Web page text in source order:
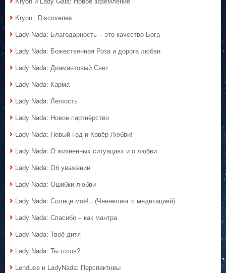
Kryon_ Discoveries
Lady Nada: Благодарность – это качество Бога
Lady Nada: Божественная Роза и дорога любви
Lady Nada: Диамантовый Свет
Lady Nada: Карма
Lady Nada: Лёгкость
Lady Nada: Новое партнёрство
Lady Nada: Новый Год и Ковёр Любви!
Lady Nada: О жизненных ситуациях и о любви
Lady Nada: Об уважении
Lady Nada: Ошибки любви
Lady Nada: Солнце моё!.. (Ченнелинг с медитацией)
Lady Nada: Спасибо – как мантра
Lady Nada: Твоё дитя
Lady Nada: Ты готов?
Lenduce и LadyNada: Перспективы